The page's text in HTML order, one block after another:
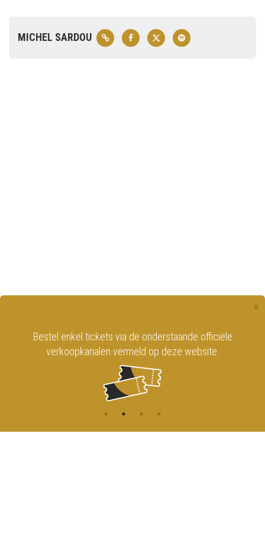
MICHEL SARDOU
×
Bestel enkel tickets via de onderstaande officiële
verkoopkanalen vermeld op deze website.